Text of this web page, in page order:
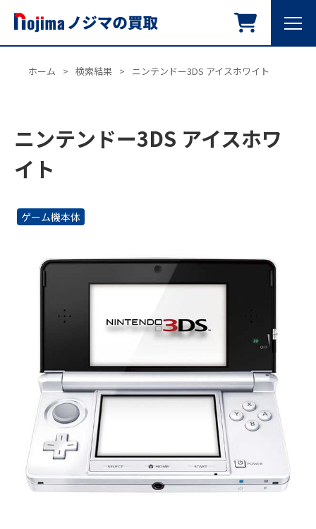
ホーム > 検索結果 > ニンテンドー3DS アイスホワイト
ニンテンドー3DS アイスホワ
イト
ゲーム機本体